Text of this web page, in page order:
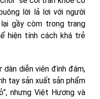
lời lả lơi với người
gầy còm trong trang
hiện tính cách khá trẻ
diễn viên đình đám,
tay sản xuất sản phẩm
nhưng Việt Hương và